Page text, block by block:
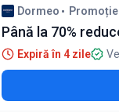
Dormeo Promoție
Până la 70%
Expiră în 4 zile